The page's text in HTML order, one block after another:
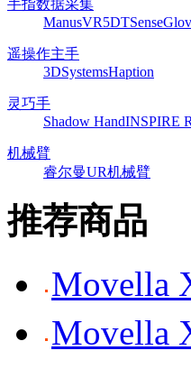
手指数据采集
ManusVR5DT
遥操作主手
3DSystemsHaption
灵巧手
Shadow HandINSPIRE
机械臂
睿尔曼UR机械臂
推荐商品
Movella
Movella